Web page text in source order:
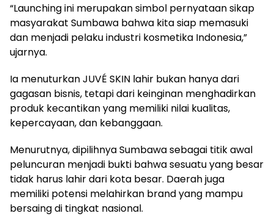
“Launching ini merupakan simbol pernyataan sikap
masyarakat Sumbawa bahwa kita siap memasuki
dan menjadi pelaku industri kosmetika Indonesia,”
ujarnya.
Ia menuturkan JUVÉ SKIN lahir bukan hanya dari
gagasan bisnis, tetapi dari keinginan menghadirkan
produk kecantikan yang memiliki nilai kualitas,
kepercayaan, dan kebanggaan.
Menurutnya, dipilihnya Sumbawa sebagai titik awal
peluncuran menjadi bukti bahwa sesuatu yang besar
tidak harus lahir dari kota besar. Daerah juga
memiliki potensi melahirkan brand yang mampu
bersaing di tingkat nasional.